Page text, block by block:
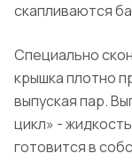
скапливаются
Специально
крышка плотно
выпуская пар.
цикл» -
готовится в